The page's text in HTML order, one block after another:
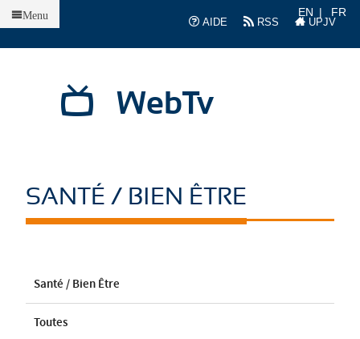
AIDE
RSS UPJV
EN FR
WebTv
Menu
SANTÉ / BIEN ÊTRE
Santé / Bien Être
Toutes